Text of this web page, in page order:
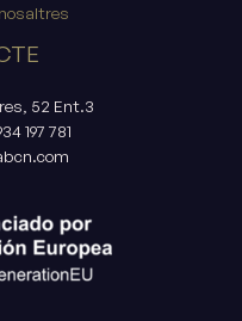
52 Ent.3
197 781